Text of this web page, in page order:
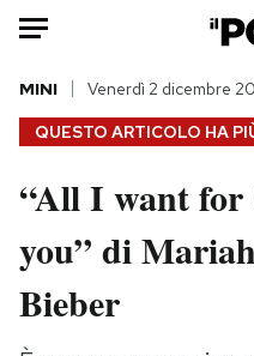
HOME
Politica
Tecnologia
QUESTO ARTICOLO HA
MINI Venerdì 2 dicembre
“All I want for
you” di
Bieber